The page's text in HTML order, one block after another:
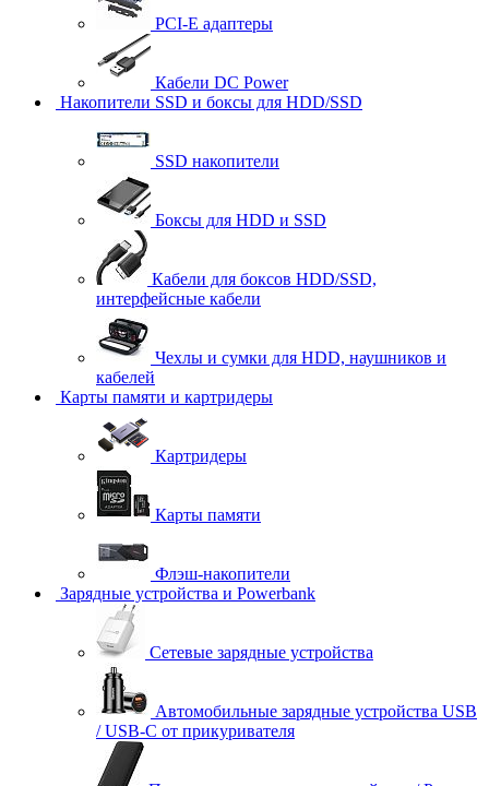
PCI-E адаптеры
Кабели DC Power
Накопители SSD и боксы для HDD/SSD
SSD накопители
Боксы для HDD и SSD
Кабели для боксов HDD/SSD,
интерфейсные кабели
Чехлы и сумки для HDD, наушников и
кабелей
Карты памяти и картридеры
Картридеры
Карты памяти
Флэш-накопители
Зарядные устройства и Powerbank
Сетевые зарядные устройства
Автомобильные зарядные устройства USB
/ USB-C от прикуривателя